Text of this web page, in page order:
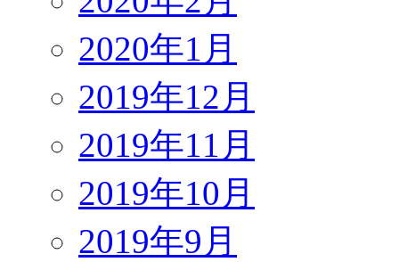
2020年1月
2019年12月
2019年11月
2019年10月
2019年9月